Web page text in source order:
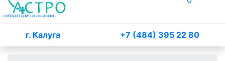
лаборатория и анализы
г. Калуга +7 (484) 395 22 80